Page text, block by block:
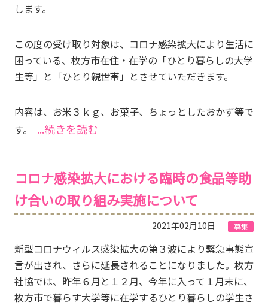
します。
この度の受け取り対象は、コロナ感染拡大により生活に
困っている、枚方市在住・在学の「ひとり暮らしの大学
生等」と「ひとり親世帯」とさせていただきます。
内容は、お米３ｋｇ、お菓子、ちょっとしたおかず等で
す。
...続きを読む
コロナ感染拡大における臨時の食品等助
け合いの取り組み実施について
2021年02月10日 募集
新型コロナウィルス感染拡大の第３波により緊急事態宣
言が出され、さらに延長されることになりました。枚方
社協では、昨年６月と１２月、今年に入って１月末に、
枚方市で暮らす大学等に在学するひとり暮らしの学生さ